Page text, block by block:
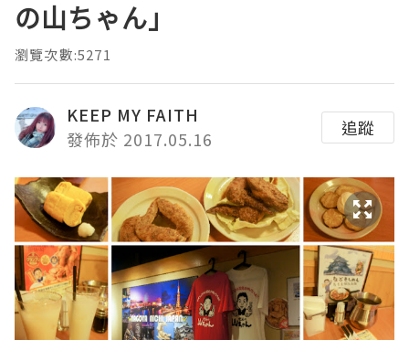
の山ちゃん」
瀏覽次數:5271
KEEP MY FAITH
發佈於 2017.05.16
追蹤